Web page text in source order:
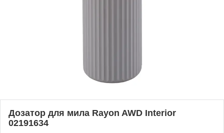
Дозатор для мила Rayon AWD Interior
02191634